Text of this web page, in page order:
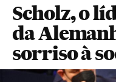
Scholz, o
da
sorriso à